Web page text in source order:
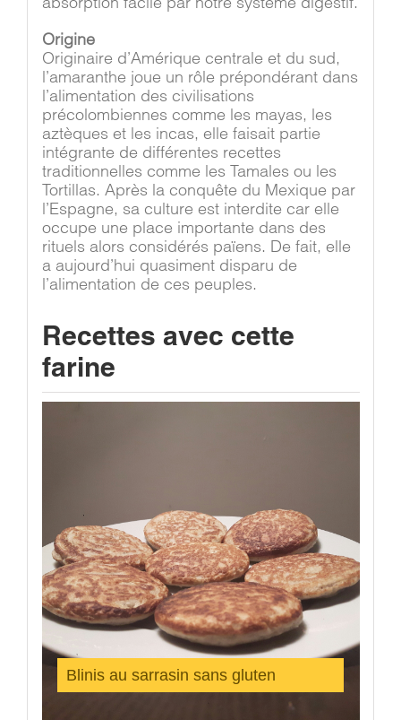
Origine
Originaire d’Amérique centrale et du sud,
l’amaranthe joue un rôle prépondérant dans
l’alimentation des civilisations
précolombiennes comme les mayas, les
aztèques et les incas, elle faisait partie
intégrante de différentes recettes
traditionnelles comme les Tamales ou les
Tortillas. Après la conquête du Mexique par
l’Espagne, sa culture est interdite car elle
occupe une place importante dans des
rituels alors considérés païens. De fait, elle
a aujourd’hui quasiment disparu de
l’alimentation de ces peuples.
Recettes avec cette
farine
Blinis au sarrasin sans gluten